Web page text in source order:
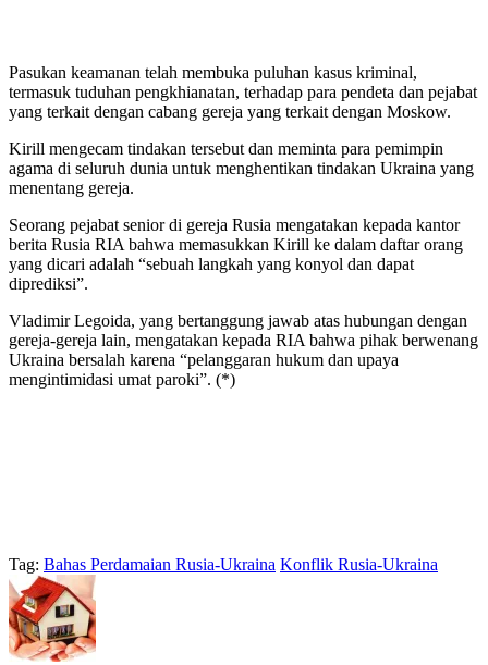
Pasukan keamanan telah membuka puluhan kasus kriminal,
termasuk tuduhan pengkhianatan, terhadap para pendeta dan pejabat
yang terkait dengan cabang gereja yang terkait dengan Moskow.
Kirill mengecam tindakan tersebut dan meminta para pemimpin
agama di seluruh dunia untuk menghentikan tindakan Ukraina yang
menentang gereja.
Seorang pejabat senior di gereja Rusia mengatakan kepada kantor
berita Rusia RIA bahwa memasukkan Kirill ke dalam daftar orang
yang dicari adalah “sebuah langkah yang konyol dan dapat
diprediksi”.
Vladimir Legoida, yang bertanggung jawab atas hubungan dengan
gereja-gereja lain, mengatakan kepada RIA bahwa pihak berwenang
Ukraina bersalah karena “pelanggaran hukum dan upaya
mengintimidasi umat paroki”. (*)
Tag: Bahas Perdamaian Rusia-Ukraina Konflik Rusia-Ukraina